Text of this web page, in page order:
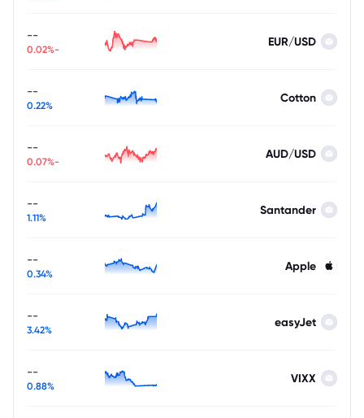
EUR/USD
--
-0.02%
Cotton
--
0.22%
AUD/USD
--
-0.07%
Santander
--
1.11%
Apple
--
0.34%
easyJet
--
3.42%
VIXX
--
0.88%